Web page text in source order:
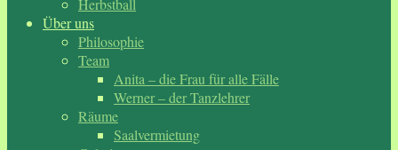
Herbstball
Über uns
Philosophie
Team
Anita – die Frau für alle Fälle
Werner – der Tanzlehrer
Räume
Saalvermietung